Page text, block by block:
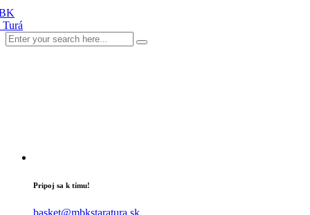
Pripoj sa k tímu!
basket@mbkstaratura.sk